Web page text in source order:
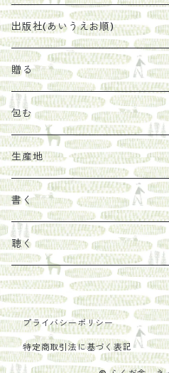
太山寺珈琲焙煎室
塩
オリーブオイル
その他
マスコバド糖
しょうがパウダー
野菜・果物
新しょうが
レモン
石けん
ヘチマたわし
陶器
馬目隆宏
絵
タンブラー
刊行から時間が経ったけれど、
贈り物に勧めたい絵本
紀伊半島ブックマルシェ関連本
らくだ舎出帆室の参考本など
新刊では販売しづらくなった本
古本や自由価格本から探す
出版社(あいうえお順)
らくだ舎出帆室
リトルプレス
mario books
タイドラー
Sakumag
地下BOOKS
疋田千里
PHILOSOPHIA
海外出版社
古本
あ行
明石書店
赤々舎
亜紀書房
か行
偕成社
笠間書院
さ行
里山社
贈る
包装
ギフトセット
カレンダー
カップ
ステッカー
包む
生産地
色川
そこそこ農園
農家民泊JUGEM
だものみち
安田農園
フィリピン
パレスチナ
インドネシア
書く
カムワッカ
らくだ舎
ポストカード
聴く
里
COLECTIVO ALTEPE
プライバシーポリシー
特定商取引法に基づく表記